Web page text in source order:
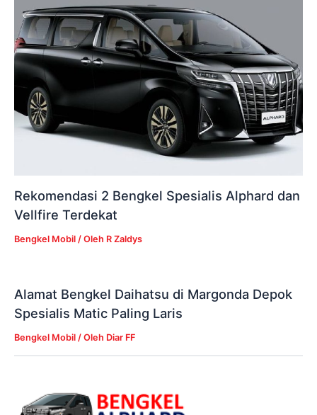
Rekomendasi 2 Bengkel Spesialis Alphard dan
Vellfire Terdekat
Bengkel Mobil / Oleh R Zaldys
Alamat Bengkel Daihatsu di Margonda Depok
Spesialis Matic Paling Laris
Bengkel Mobil / Oleh Diar FF